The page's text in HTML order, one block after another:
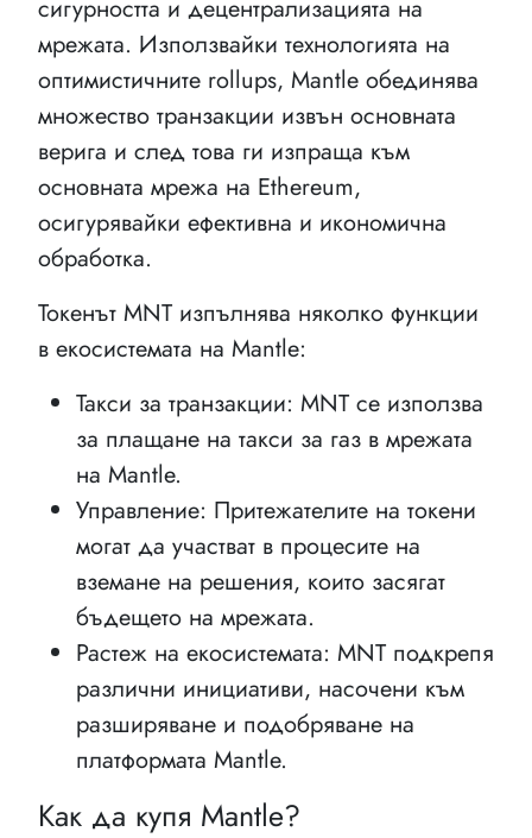
сигурността и децентрализацията на
мрежата. Използвайки технологията на
оптимистичните rollups, Mantle обединява
множество транзакции извън основната
верига и след това ги изпраща към
основната мрежа на Ethereum,
осигурявайки ефективна и икономична
обработка.
Токенът MNT изпълнява няколко функции
в екосистемата на Mantle:
Такси за транзакции: MNT се използва
за плащане на такси за газ в мрежата
на Mantle.
Управление: Притежателите на токени
могат да участват в процесите на
вземане на решения, които засягат
бъдещето на мрежата.
Растеж на екосистемата: MNT подкрепя
различни инициативи, насочени към
разширяване и подобряване на
платформата Mantle.
Как да купя Mantle?